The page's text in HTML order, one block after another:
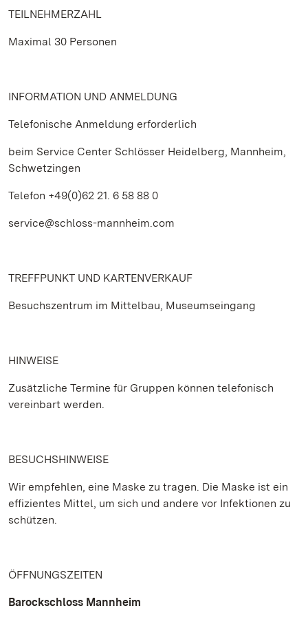
TEILNEHMERZAHL
Maximal 30 Personen
INFORMATION UND ANMELDUNG
Telefonische Anmeldung erforderlich
beim Service Center Schlösser Heidelberg, Mannheim,
Schwetzingen
Telefon +49(0)62 21. 6 58 88 0
service@schloss-mannheim.com
TREFFPUNKT UND KARTENVERKAUF
Besuchszentrum im Mittelbau, Museumseingang
HINWEISE
Zusätzliche Termine für Gruppen können telefonisch
vereinbart werden.
BESUCHSHINWEISE
Wir empfehlen, eine Maske zu tragen. Die Maske ist ein
effizientes Mittel, um sich und andere vor Infektionen zu
schützen.
ÖFFNUNGSZEITEN
Barockschloss Mannheim